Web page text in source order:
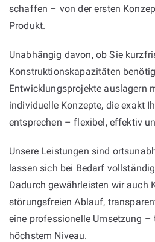
schaffen – von der ersten
Produkt.
Unabhängig davon, ob Sie
Konstruktionskapazitäten
Entwicklungsprojekte auslagern
individuelle Konzepte, die exakt
entsprechen – flexibel, effektiv
Unsere Leistungen sind
lassen sich bei Bedarf
Dadurch gewährleisten wir auch
störungsfreien Ablauf,
eine professionelle Umsetzung
höchstem Niveau.